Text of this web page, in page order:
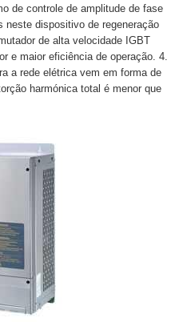
de controle de amplitude de fase
neste dispositivo de regeneração
de alta velocidade IGBT
e maior eficiência de operação. 4.
a rede elétrica vem em forma de
harmónica total é menor que